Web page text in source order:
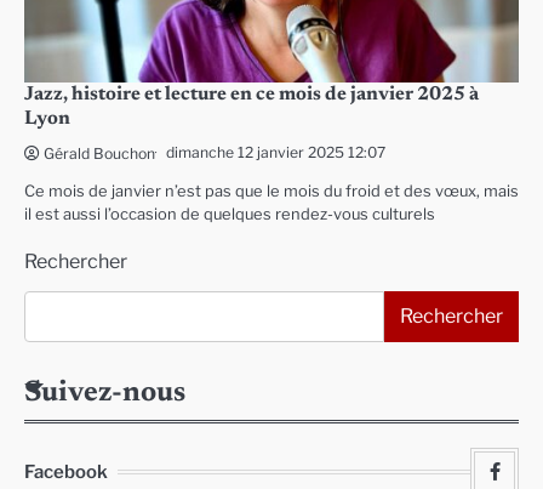
Jazz, histoire et lecture en ce mois de janvier 2025 à
Lyon
Gérald Bouchon dimanche 12 janvier 2025 12:07
Ce mois de janvier n’est pas que le mois du froid et des vœux, mais
il est aussi l’occasion de quelques rendez-vous culturels
Rechercher
Rechercher
Suivez-nous
Facebook